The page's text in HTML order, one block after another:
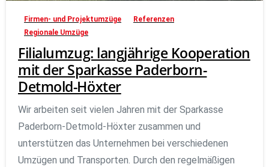
Firmen- und Projektumzüge
Referenzen
Regionale Umzüge
Filialumzug: langjährige Kooperation
mit der Sparkasse Paderborn-
Detmold-Höxter
Wir arbeiten seit vielen Jahren mit der Sparkasse
Paderborn-Detmold-Höxter zusammen und
unterstützen das Unternehmen bei verschiedenen
Umzügen und Transporten. Durch den regelmäßigen